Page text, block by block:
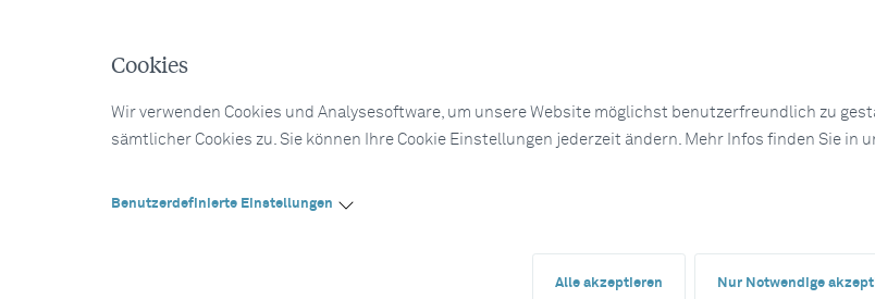
Cookies
Wir verwenden Cookies und Analysesoftware, um unsere Website möglichst benutzerfreundlich zu
sämtlicher Cookies zu. Sie können Ihre Cookie Einstellungen jederzeit ändern. Mehr Infos finden Sie in
Benutzerdefinierte Einstellungen
Alle akzeptieren Nur Notwendige